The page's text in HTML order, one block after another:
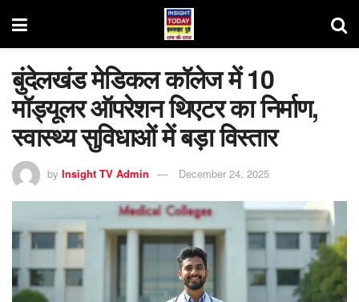
बुंदेलखंड मेडिकल कॉलेज में 10
मॉड्यूलर ऑपरेशन थिएटर का निर्माण,
स्वास्थ्य सुविधाओं में बड़ा विस्तार
by Insight TV Admin December 24, 2025